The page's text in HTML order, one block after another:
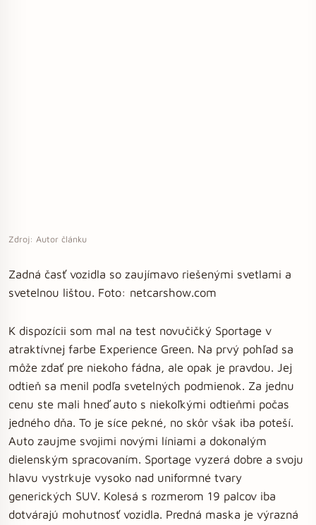
Zdroj: Autor článku
Zadná časť vozidla so zaujímavo riešenými svetlami a
svetelnou lištou. Foto: netcarshow.com
K dispozícii som mal na test novučičký Sportage v
atraktívnej farbe Experience Green. Na prvý pohľad sa
môže zdať pre niekoho fádna, ale opak je pravdou. Jej
odtieň sa menil podľa svetelných podmienok. Za jednu
cenu ste mali hneď auto s niekoľkými odtieňmi počas
jedného dňa. To je síce pekné, no skôr však iba poteší.
Auto zaujme svojimi novými líniami a dokonalým
dielenským spracovaním. Sportage vyzerá dobre a svoju
hlavu vystrkuje vysoko nad uniformné tvary
generických SUV. Kolesá s rozmerom 19 palcov iba
dotvárajú mohutnosť vozidla. Predná maska je výrazná